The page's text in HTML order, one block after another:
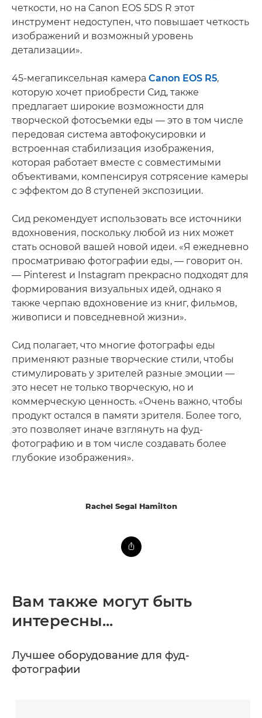
четкости, но на Canon EOS 5DS R этот
инструмент недоступен, что повышает четкость
изображений и возможный уровень
детализации».
45-мегапиксельная камера Canon EOS R5,
которую хочет приобрести Сид, также
предлагает широкие возможности для
творческой фотосъемки еды — это в том числе
передовая система автофокусировки и
встроенная стабилизация изображения,
которая работает вместе с совместимыми
объективами, компенсируя сотрясение камеры
с эффектом до 8 ступеней экспозиции.
Сид рекомендует использовать все источники
вдохновения, поскольку любой из них может
стать основой вашей новой идеи. «Я ежедневно
просматриваю фотографии еды, — говорит он.
— Pinterest и Instagram прекрасно подходят для
формирования визуальных идей, однако я
также черпаю вдохновение из книг, фильмов,
живописи и повседневной жизни».
Сид полагает, что многие фотографы еды
применяют разные творческие стили, чтобы
стимулировать у зрителей разные эмоции —
это несет не только творческую, но и
коммерческую ценность. «Очень важно, чтобы
продукт остался в памяти зрителя. Более того,
это позволяет иначе взглянуть на фуд-
фотографию и в том числе создавать более
глубокие изображения».
Rachel Segal Hamilton
Вам также могут быть
интересны...
Лучшее оборудование для фуд-
фотографии